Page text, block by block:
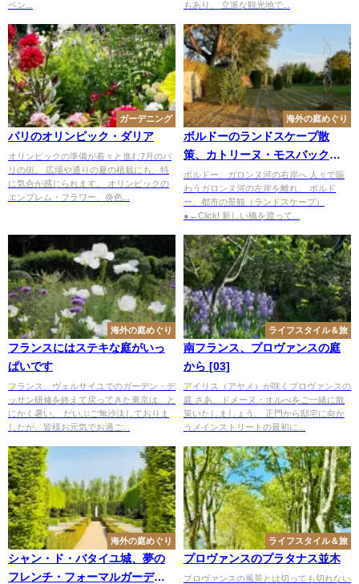
ペン... もあり、 立派な観光地で...
ガーデニング
パリのオリンピック・ダリア
オリンピックの準備が着々と進む7月のパ
リの街。 広場や通りの夏の植栽にも、特
に気合が感じられます。 オリンピックの
エンブレム・フラワー、炎色...
海外の庭めぐり
ボルドーのランドスケープ散
策、カトリーヌ・モスバックの
植物園へ
ボルドー、ガロンヌ河の右岸へ 人々で賑
わうガロンヌ河の左岸を離れ、 ボルド
ー、都市の景観（ランドスケープ）
●←Click! 新しい橋を渡って...
海外の庭めぐり
フランスにはステキな庭がいっ
ぱいです
フランス、ヴェルサイユでのガーデン・デ
ッサン研修を終えて戻ってきた東京は、と
にかく暑い。 だいぶご無沙汰しておりま
したが、皆様お元気でお過ご...
ライフスタイル＆旅
南フランス、プロヴァンスの庭
から [03]
アイリス（アヤメ）が咲くプロヴァンスの
庭 さあ、ドメーヌ・オルべをご一緒に散
策いたしましょう。 正門から邸宅に向か
うメインストリートの最初に...
海外の庭めぐり
シャン・ド・バタイユ城、夢の
フレンチ・フォーマルガーデン
ライフスタイル＆旅
プロヴァンスのプラタナス並木
プロヴァンスの風景とは切っても切れない